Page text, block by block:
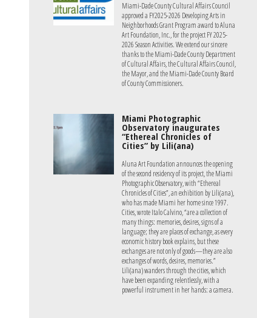
Miami-Dade County Cultural Affairs Council
approved a FY2025-2026 Developing Arts in
Neighborhoods Grant Program award to Aluna
Art Foundation, Inc., for the project FY 2025-
2026 Season Activities. We extend our sincere
thanks to the Miami-Dade County Department
of Cultural Affairs, the Cultural Affairs Council,
the Mayor, and the Miami-Dade County Board
of County Commissioners.
Miami Photographic
Observatory inaugurates
“Ethereal Chronicles of
Cities” by Lili(ana)
Aluna Art Foundation announces the opening
of the second residency of its project, the Miami
Photographic Observatory, with “Ethereal
Chronicles of Cities”, an exhibition by Lili(ana),
who has made Miami her home since 1997.
Cities, wrote Italo Calvino, “are a collection of
many things: memories, desires, signs of a
language; they are places of exchange, as every
economic history book explains, but these
exchanges are not only of goods—they are also
exchanges of words, desires, memories.”
Lili(ana) wanders through the cities, which
have been expanding relentlessly, with a
powerful instrument in her hands: a camera.